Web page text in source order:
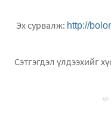
Эх сурвалж: http://
Сэтгэгдэл үлдээхийг